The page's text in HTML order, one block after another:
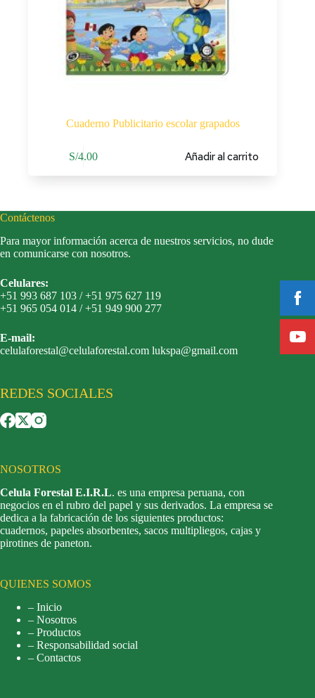
Cuaderno Publicitario escolar grapados
S/4.00 Añadir al carrito
Contáctenos
Para mayor información acerca de nuestros servicios, no dude
en comunicarse con nosotros.
Celulares:
+51 993 687 103 / +51 975 627 119
+51 965 054 014 / +51 949 900 277
E-mail:
celulaforestal@celulaforestal.com lukspa@gmail.com
REDES SOCIALES
NOSOTROS
Celula Forestal E.I.R.L. es una empresa peruana, con
negocios en el rubro del papel y sus derivados. La empresa se
dedica a la fabricación de los siguientes productos:
cuadernos, papeles absorbentes, sacos multipliegos, cajas y
pirotines de paneton.
QUIENES SOMOS
– Inicio
– Nosotros
– Productos
– Responsabilidad social
– Contactos